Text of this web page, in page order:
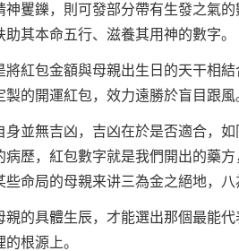
神矍鑠，則可發部分帶有生發之氣
其本命五行、滋養其用神的數字。
將紅包金額與母親出生日的天干相
的開運紅包，效力遠勝於盲目跟風
身並無吉凶，吉凶在於是否適合，
病歷，紅包數字就是我們開出的藥
命局的母親来讲三為金之絕地，八
親的具體生辰，才能選出那個最能
根源上。